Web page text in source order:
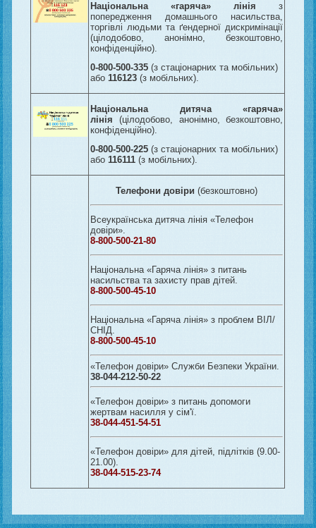
Національна «гаряча» лінія з
попередження домашнього насильства,
торгівлі людьми та ґендерної дискримінації
(цілодобово, анонімно, безкоштовно,
конфіденційно).
0-800-500-335 (з стаціонарних та мобільних)
або116123 (з мобільних).
Національна дитяча «гаряча»
лінія (цілодобово, анонімно, безкоштовно,
конфіденційно).
0-800-500-225 (з стаціонарних та мобільних)
або116111 (з мобільних).
Телефони довіри (безкоштовно)
Всеукраїнська дитяча лінія «Телефон
довіри».
8-800-500-21-80
Національна «Гаряча лінія» з питань
насильства та захисту прав дітей.
8-800-500-45-10
Національна «Гаряча лінія» з проблем ВІЛ/
СНІД.
8-800-500-45-10
«Телефон довіри» Служби Безпеки України.
38-044-212-50-22
«Телефон довіри» з питань допомоги
жертвам насилля у сім'ї.
38-044-451-54-51
«Телефон довіри» для дітей, підлітків (9.00-
21.00).
38-044-515-23-74